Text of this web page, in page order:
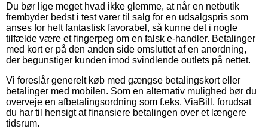
Du bør lige meget hvad ikke glemme, at når en netbutik
frembyder bedst i test varer til salg for en udsalgspris som
anses for helt fantastisk favorabel, så kunne det i nogle
tilfælde være et fingerpeg om en falsk e-handler. Betalinger
med kort er på den anden side omsluttet af en anordning,
der begunstiger kunden imod svindlende outlets på nettet.
Vi foreslår generelt køb med gængse betalingskort eller
betalinger med mobilen. Som en alternativ mulighed bør du
overveje en afbetalingsordning som f.eks. ViaBill, forudsat
du har til hensigt at finansiere betalingen over et længere
tidsrum.